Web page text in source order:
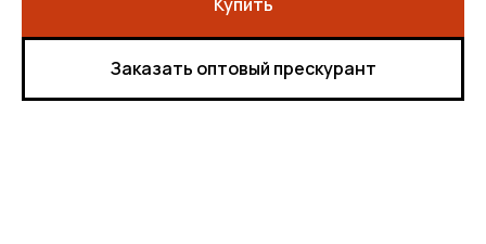
Заказать оптовый прескурант